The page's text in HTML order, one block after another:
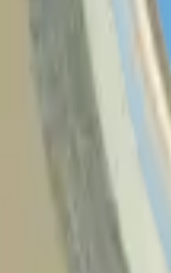
mm - Blue Tape Ancho
golpes y
para mantener las
electrónicos además de